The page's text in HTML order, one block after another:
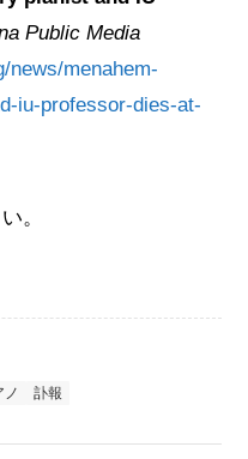
Public Media
news/menahem-
iu-professor-dies-at-
。
ノ 訃報